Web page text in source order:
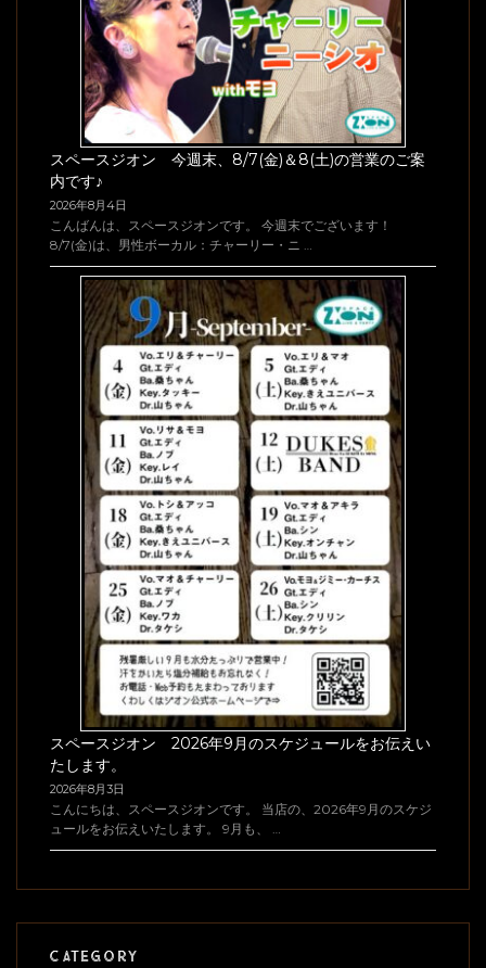
スペースジオン 今週末、8/7(金)＆8(土)の営業のご案
内です♪
2026年8月4日
こんばんは、スペースジオンです。 今週末でございます！
8/7(金)は、男性ボーカル：チャーリー・ニ …
スペースジオン 2026年9月のスケジュールをお伝えい
たします。
2026年8月3日
こんにちは、スペースジオンです。 当店の、2026年9月のスケジ
ュールをお伝えいたします。 9月も、 …
CATEGORY